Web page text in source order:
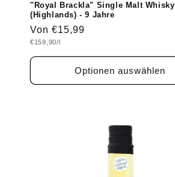
"Royal Brackla" Single Malt Whisky
(Highlands) - 9 Jahre
Normaler
Preis
Von €15,99
Grundpreis
€159,90/l
Optionen auswählen